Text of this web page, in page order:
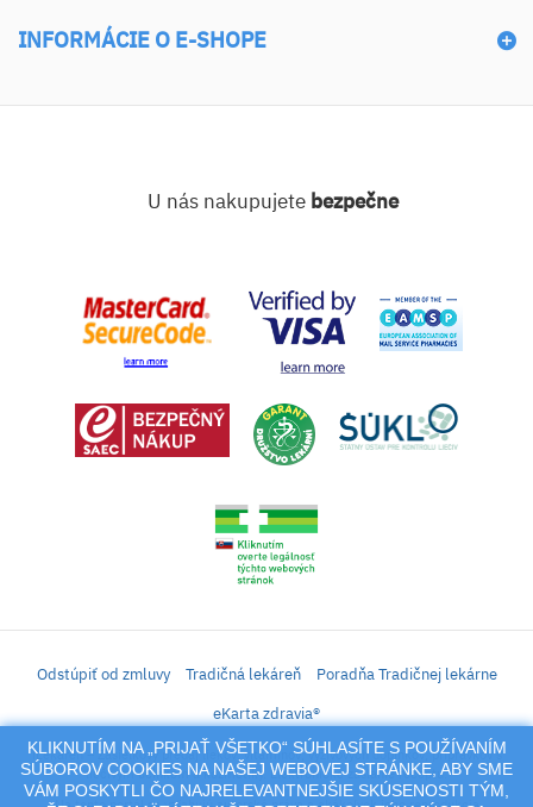
INFORMÁCIE O E-SHOPE
KLIKNUTÍM NA „PRIJAŤ VŠETKO“ SÚHLASÍTE S POUŽÍVANÍM
SÚBOROV COOKIES NA NAŠEJ WEBOVEJ STRÁNKE, ABY SME
VÁM POSKYTLI ČO NAJRELEVANTNEJŠIE SKÚSENOSTI TÝM,
U nás nakupujete bezpečne
Odstúpiť od zmluvy Tradičná lekáreň
Poradňa Tradičnej lekárne
eKarta zdravia®
iLekáreň – Zásielkový predaj liekov, vitamínov, výživových doplnkov, prípravkov s
liečivým účinkom a kozmetiky. Elektronické zaslanie receptu.